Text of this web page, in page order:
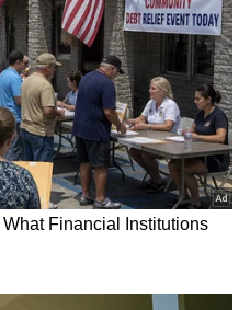
జియో అద్భుత
బ్లోయింగ్ ఆఫర్..
ప్రైమ్ లొల్లి